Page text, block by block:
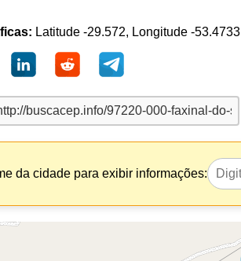
Latitude -29.572, Longitude -53.4733
da cidade para exibir informações: